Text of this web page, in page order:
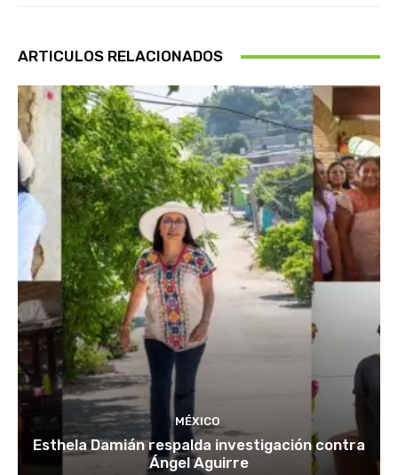
ARTICULOS RELACIONADOS
MÉXICO
Esthela Damián respalda investigación contra
Ángel Aguirre